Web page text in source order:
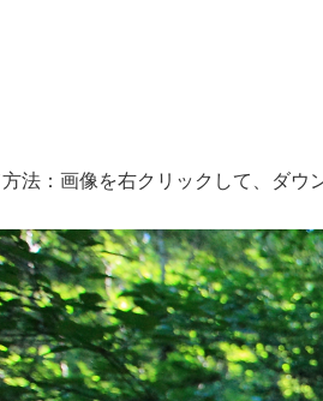
法：画像を右クリックして、ダウ